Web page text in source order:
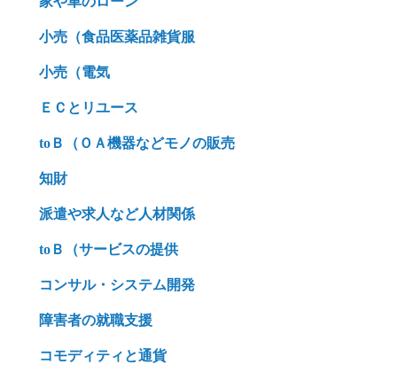
小売（食品医薬品雑貨服
小売（電気
ＥＣとリユース
toＢ（ＯＡ機器などモノの販売
知財
派遣や求人など人材関係
toＢ（サービスの提供
コンサル・システム開発
障害者の就職支援
コモディティと通貨